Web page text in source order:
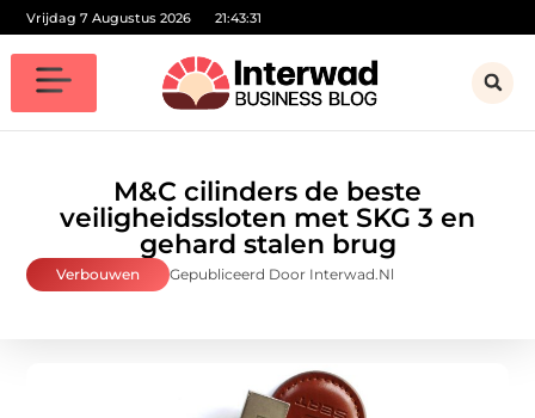
Vrijdag 7 Augustus 2026 21:43:31
M&C cilinders de beste
veiligheidssloten met SKG 3 en
gehard stalen brug
Verbouwen Gepubliceerd Door Interwad.nl